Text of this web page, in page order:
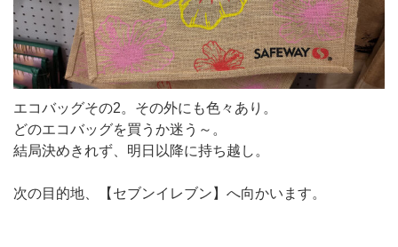
エコバッグその2。その外にも色々あり。
どのエコバッグを買うか迷う～。
結局決めきれず、明日以降に持ち越し。
次の目的地、【セブンイレブン】へ向かいます。